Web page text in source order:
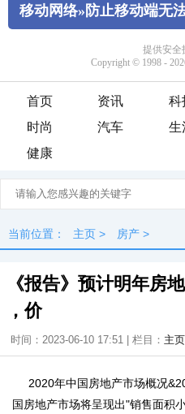
首页 资讯 科
时尚
汽车 生
健康
当前位置： 主页 > 房产 >
《报告》预计明年房
，价
时间：2023-06-10 17:51 | 栏目： 主页
2020年中国房地产市场概况
国房地产市场将呈现出"销售面积